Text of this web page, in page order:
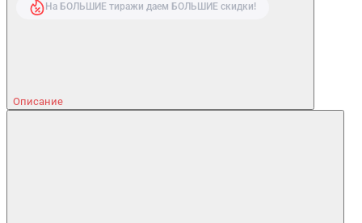
На БОЛЬШИЕ тиражи даем БОЛЬШИЕ скидки!
Описание